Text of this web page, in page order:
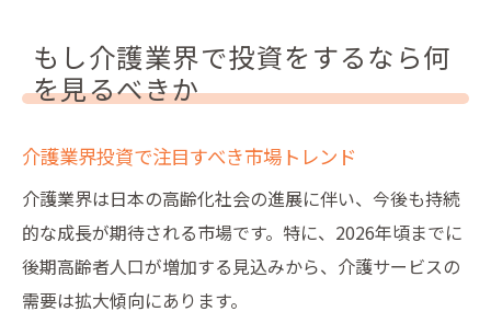
もし介護業界で投資をするなら何
を見るべきか
介護業界投資で注目すべき市場トレンド
介護業界は日本の高齢化社会の進展に伴い、今後も持続
的な成長が期待される市場です。特に、2026年頃までに
後期高齢者人口が増加する見込みから、介護サービスの
需要は拡大傾向にあります。